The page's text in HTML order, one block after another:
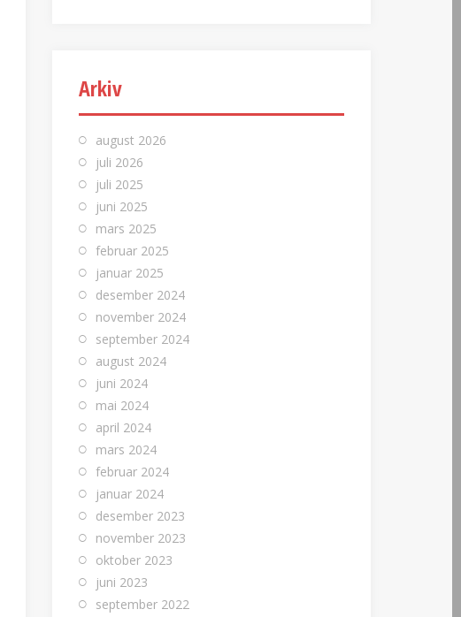
Arkiv
august 2026
juli 2026
juli 2025
juni 2025
mars 2025
februar 2025
januar 2025
desember 2024
november 2024
september 2024
august 2024
juni 2024
mai 2024
april 2024
mars 2024
februar 2024
januar 2024
desember 2023
november 2023
oktober 2023
juni 2023
september 2022